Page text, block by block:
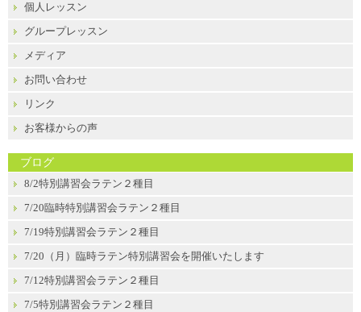
個人レッスン
グループレッスン
メディア
お問い合わせ
リンク
お客様からの声
ブログ
8/2特別講習会ラテン２種目
7/20臨時特別講習会ラテン２種目
7/19特別講習会ラテン２種目
7/20（月）臨時ラテン特別講習会を開催いたします
7/12特別講習会ラテン２種目
7/5特別講習会ラテン２種目